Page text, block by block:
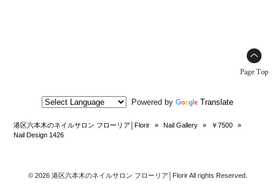
Page Top
Powered by Translate
港区六本木のネイルサロン フローリア│Florir » Nail Gallery » ￥7500
»
Nail Design 1426
© 2026 港区六本木のネイルサロン フローリア│Florir All rights Reserved.